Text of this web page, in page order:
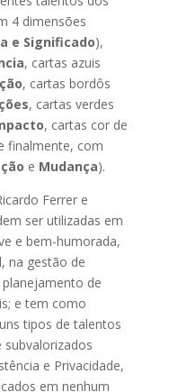
4 dimensões
e Significado),
, cartas azuis
, cartas bordôs
, cartas verdes
, cartas cor de
finalmente, com
e Mudança).
Ferrer e
ser utilizadas em
e bem-humorada,
na gestão de
de
e tem como
tipos de talentos
e Privacidade,
em nenhum